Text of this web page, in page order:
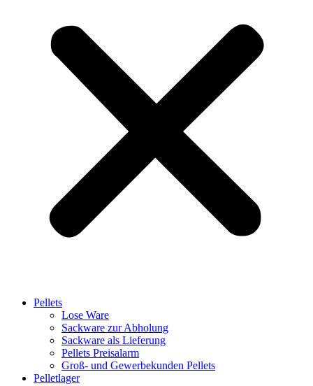
Pellets
Lose Ware
Sackware zur Abholung
Sackware als Lieferung
Pellets Preisalarm
Groß- und Gewerbekunden Pellets
Pelletlager